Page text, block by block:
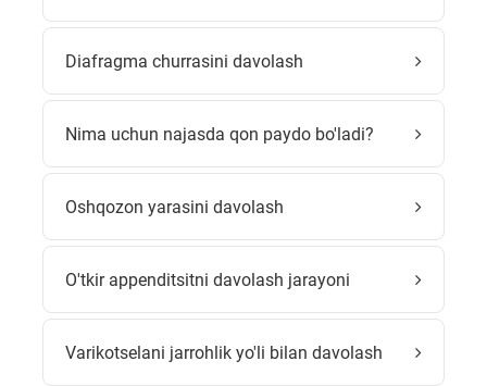
Diafragma churrasini davolash
Nima uchun najasda qon paydo bo'ladi?
Oshqozon yarasini davolash
O'tkir appenditsitni davolash jarayoni
Varikotselani jarrohlik yo'li bilan davolash